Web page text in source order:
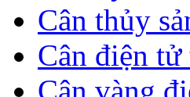
Cân thủy
Cân điện